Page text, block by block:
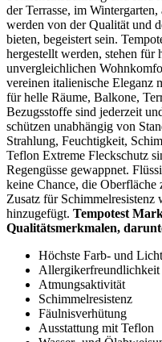
der Terrasse, im
werden von der Qualität und
bieten, begeistert sein.
hergestellt werden, stehen für
unvergleichlichen
vereinen italienische Eleganz
für helle Räume, Balkone,
Bezugsstoffe sind jederzeit
schützen unabhängig von
Strahlung, Feuchtigkeit,
Teflon Extreme Fleckschutz
Regengüsse gewappnet.
keine Chance, die
Zusatz für Schimmelresistenz
hinzugefügt. Tempotest
Qualitätsmerkmalen,
Höchste Farb- und
Allergikerfreundlichkeit
Atmungsaktivität
Schimmelresistenz
Fäulnisverhütung
Ausstattung mit Teflon